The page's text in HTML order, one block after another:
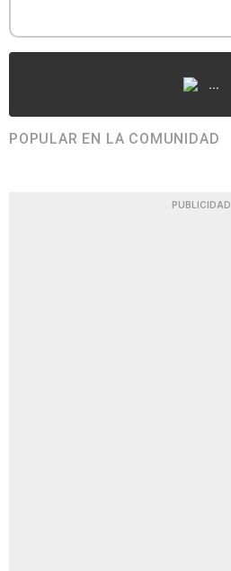
...
POPULAR EN LA COMUNIDAD
PUBLICIDAD